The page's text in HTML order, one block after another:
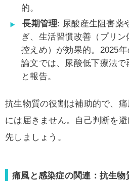
的。
長期管理: 尿酸産生阻害薬
ぎ、生活習慣改善（プリ
控えめ）が効果的。2025
論文では、尿酸低下療法で
と報告。
抗生物質の役割は補助的で、痛
には届きません。自己判断を
先しましょう。
痛風と感染症の関連：抗生物